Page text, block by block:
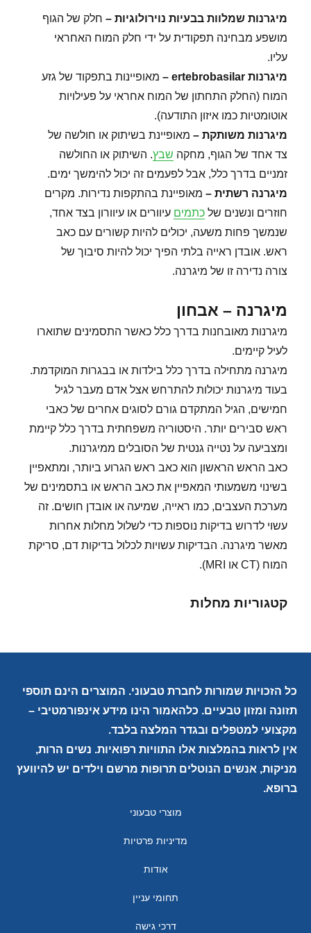
מיגרנות שמלוות בבעיות נוירולוגיות – חלק של הגוף
מושפע מבחינה תפקודית על ידי חלק המוח האחראי
עליו.
מיגרנות ertebrobasilar –
מאופיינות בתפקוד של גזע
המוח (החלק התחתון של המוח אחראי על פעילויות
אוטומטיות כמו איזון התודעה).
מיגרנות משותקת – מאופיינת בשיתוק או חולשה של
צד אחד של הגוף, מחקה שבץ. השיתוק או החולשה
זמניים בדרך כלל, אבל לפעמים זה יכול להימשך ימים.
מיגרנה רשתית – מאופיינת בהתקפות נדירות. מקרים
חוזרים ונשנים שלכתמים עיוורים או עיוורון בצד אחד,
שנמשך פחות משעה, יכולים להיות קשורים עם כאב
ראש. אובדן ראייה בלתי הפיך יכול להיות סיבוך של
צורה נדירה זו של מיגרנה.
מיגרנה – אבחון
מיגרנות מאובחנות בדרך כלל כאשר התסמינים שתוארו
לעיל קיימים.
מיגרנה מתחילה בדרך כלל בילדות או בבגרות המוקדמת.
בעוד מיגרנות יכולות להתרחש אצל אדם מעבר לגיל
חמישים, הגיל המתקדם גורם לסוגים אחרים של כאבי
ראש סבירים יותר. היסטוריה משפחתית בדרך כלל קיימת
ומצביעה על נטייה גנטית של הסובלים ממיגרנות.
כאב הראש הראשון הוא כאב ראש הגרוע ביותר, ומתאפיין
בשינוי משמעותי המאפיין את כאב הראש או בתסמינים של
מערכת העצבים, כמו ראייה, שמיעה או אובדן חושים. זה
עשוי לדרוש בדיקות נוספות כדי לשלול מחלות אחרות
מאשר מיגרנה. הבדיקות עשויות לכלול בדיקות דם, סריקת
המוח (CT או MRI).
קטגוריות מחלות
כל הזכויות שמורות לחברת טבעוני. המוצרים הינם תוספי
תזונה ומזון טבעיים. כלהאמור הינו מידע אינפורמטיבי –
מקצועי למטפלים ובגדר המלצה בלבד.
אין לראות בהמלצות אלו התוויות רפואיות. נשים הרות,
מניקות, אנשים הנוטלים תרופות מרשם וילדים יש להיוועץ
ברופא.
מוצרי טבעוני
מדיניות פרטיות
אודות
תחומי עניין
דרכי גישה